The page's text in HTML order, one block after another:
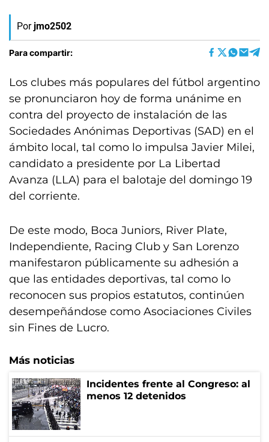
Por jmo2502
Para compartir:
Los clubes más populares del fútbol argentino
se pronunciaron hoy de forma unánime en
contra del proyecto de instalación de las
Sociedades Anónimas Deportivas (SAD) en el
ámbito local, tal como lo impulsa Javier Milei,
candidato a presidente por La Libertad
Avanza (LLA) para el balotaje del domingo 19
del corriente.
De este modo, Boca Juniors, River Plate,
Independiente, Racing Club y San Lorenzo
manifestaron públicamente su adhesión a
que las entidades deportivas, tal como lo
reconocen sus propios estatutos, continúen
desempeñándose como Asociaciones Civiles
sin Fines de Lucro.
Más noticias
Incidentes frente al Congreso: al
menos 12 detenidos